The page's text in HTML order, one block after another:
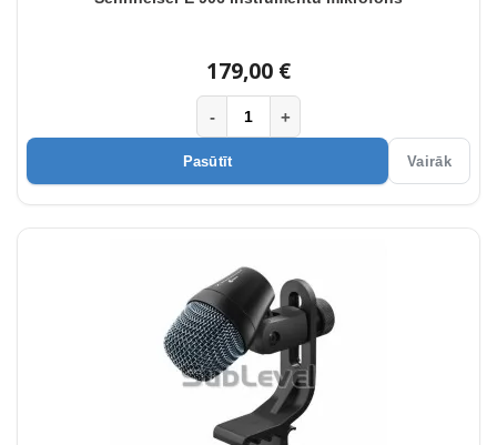
179,00 €
- +
Pasūtīt Vairāk